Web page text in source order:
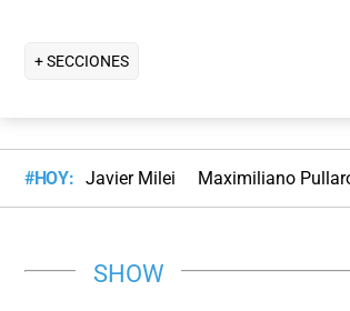
+ SECCIONES
#HOY: Javier Milei Maximiliano
SHOW